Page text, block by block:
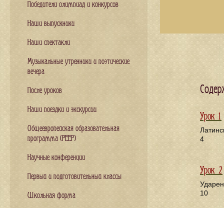
Урок 1
4
Урок 2
10
Победители олимпиад и конкурсов
Наши выпускники
Наши спектакли
Музыкальные утренники и поэтические
вечера
После уроков
Наши поездки и экскурсии
Общеевропейская образовательная
программа (PEEP)
Научные конференции
Первый и подготовительный классы
Школьная форма